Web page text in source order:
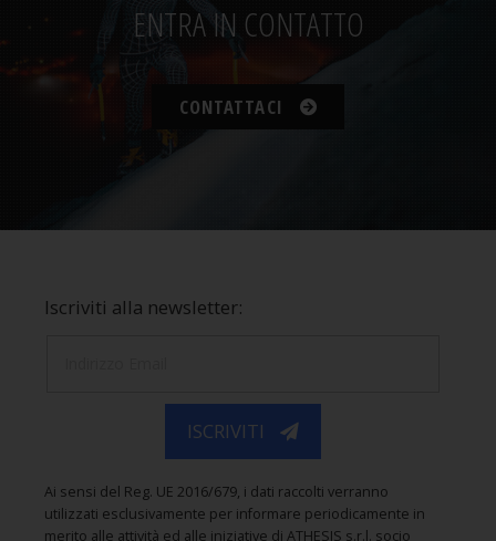
ENTRA IN CONTATTO
CONTATTACI
Iscriviti alla newsletter:
ISCRIVITI
Ai sensi del Reg. UE 2016/679, i dati raccolti verranno
utilizzati esclusivamente per informare periodicamente in
merito alle attività ed alle iniziative di ATHESIS s.r.l. socio